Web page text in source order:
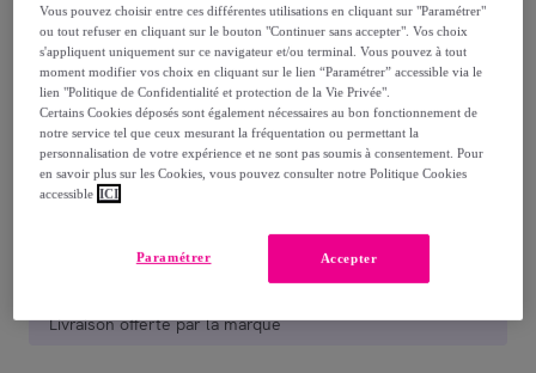
Reprise possible de votre ancien produit,
voir les conditions.
Vendu parLUMISKY
Livraison
Livraison offerte par la marque
Vous pouvez choisir entre ces différentes utilisations en cliquant sur "Paramétrer"
ou tout refuser en cliquant sur le bouton "Continuer sans accepter". Vos choix
s'appliquent uniquement sur ce navigateur et/ou terminal. Vous pouvez à tout
moment modifier vos choix en cliquant sur le lien “Paramétrer” accessible via le
lien "Politique de Confidentialité et protection de la Vie Privée".
Certains Cookies déposés sont également nécessaires au bon fonctionnement de
notre service tel que ceux mesurant la fréquentation ou permettant la
personnalisation de votre expérience et ne sont pas soumis à consentement. Pour
en savoir plus sur les Cookies, vous pouvez consulter notre Politique Cookies
accessible ICI
Accepter
Paramétrer